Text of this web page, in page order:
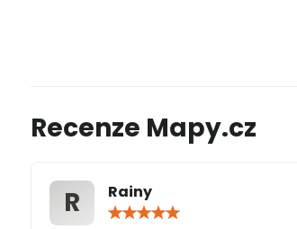
Recenze Mapy.cz
R
Rainy